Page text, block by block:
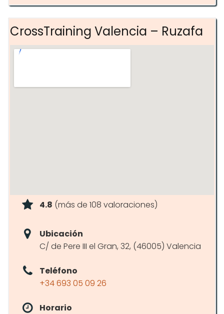
entrenadores certificados
CrossTraining Valencia – Ruzafa
4.8 (más de 108 valoraciones)
Ubicación
C/ de Pere III el Gran, 32, (46005) Valencia
Teléfono
+34 693 05 09 26
Horario